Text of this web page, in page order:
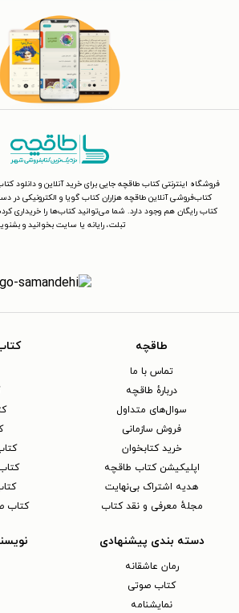
فروشگاه اینترنتی کتاب طاقچه جایی برای خرید آنلاین و دانلود
کتاب‌فروشی آنلاین طاقچه هزاران کتاب گویا و الکترونیکی
کتاب رایگان هم وجود دارد. شما می‌توانید کتاب‌ها را خریداری
تبلت، رایانه یا سایت بخوانید و
طاقچه
تماس با ما
دربارهٔ طاقچه
سوال‌های متداول
فروش سازمانی
خرید کتابخوان
اپلیکیشن کتاب طاقچه
هدیه اشتراک بی‌نهایت
مجلهٔ معرفی و نقد کتاب
کتاب
دسته بندی پیشنهادی
رمان عاشقانه
کتاب‌ صوتی
نمایشنامه